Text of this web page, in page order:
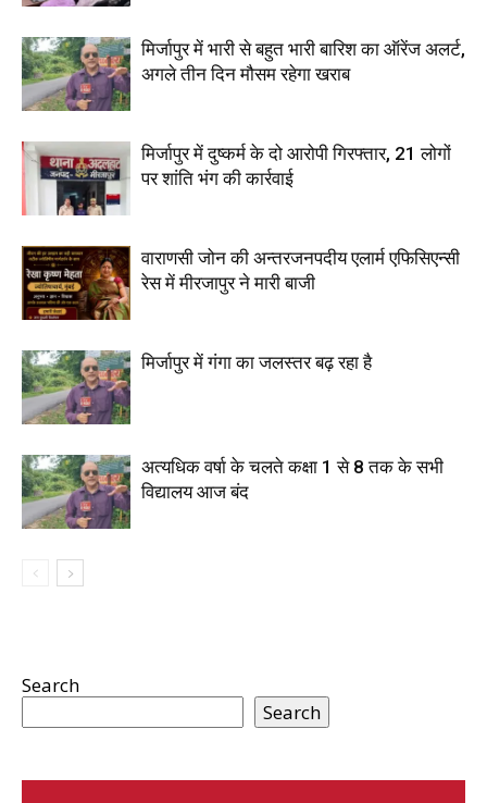
मिर्जापुर में भारी से बहुत भारी बारिश का ऑरेंज अलर्ट,
अगले तीन दिन मौसम रहेगा खराब
मिर्जापुर में दुष्कर्म के दो आरोपी गिरफ्तार, 21 लोगों
पर शांति भंग की कार्रवाई
वाराणसी जोन की अन्तरजनपदीय एलार्म एफिसिएन्सी
रेस में मीरजापुर ने मारी बाजी
मिर्जापुर में गंगा का जलस्तर बढ़ रहा है
अत्यधिक वर्षा के चलते कक्षा 1 से 8 तक के सभी
विद्यालय आज बंद
Search
Search